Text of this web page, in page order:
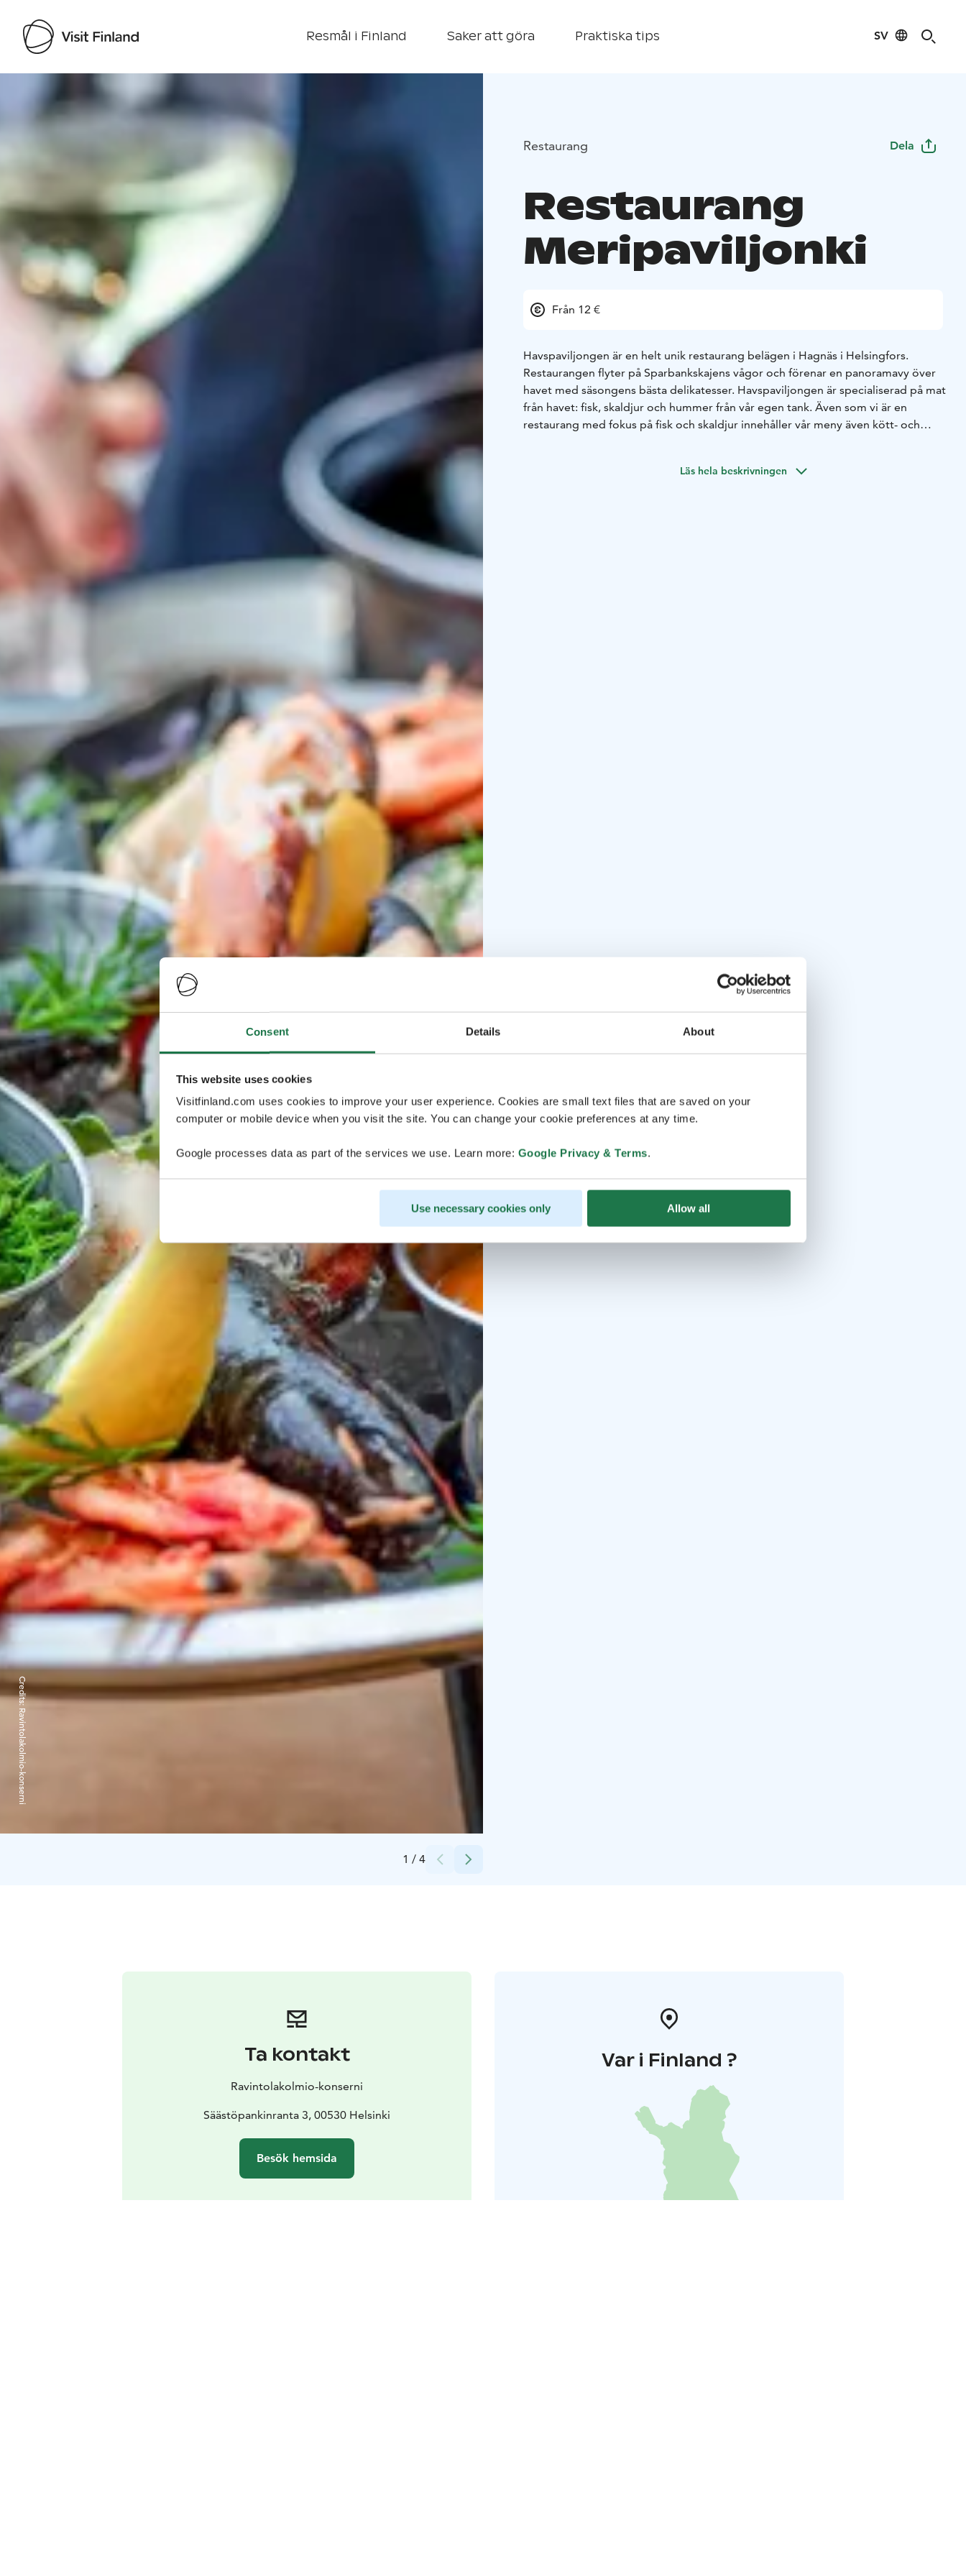
Consent Details About
This website uses cookies
Visitfinland.com uses cookies to improve your user experience. Cookies are small text files that are saved on your
computer or mobile device when you visit the site. You can change your cookie preferences at any time.
Google processes data as part of the services we use. Learn more: Google Privacy & Terms.
Use necessary cookies only Allow all
Resmål i Finland Saker att göra Praktiska tips SV
Visit Finland
1 / 4
Credits:
Ravintolakolmio-konserni
Restaurang Dela
Restaurang
Meripaviljonki
Från 12 €
Havspaviljongen är en helt unik restaurang belägen i Hagnäs i Helsingfors.
Restaurangen flyter på Sparbankskajens vågor och förenar en panoramavy över
havet med säsongens bästa delikatesser. Havspaviljongen är specialiserad på mat
från havet: fisk, skaldjur och hummer från vår egen tank. Även som vi är en
restaurang med fokus på fisk och skaldjur innehåller vår meny även kött- och
Läs hela beskrivningen
Ta kontakt
Ravintolakolmio-konserni
Säästöpankinranta 3, 00530 Helsinki
Besök hemsida
Var i Finland ?